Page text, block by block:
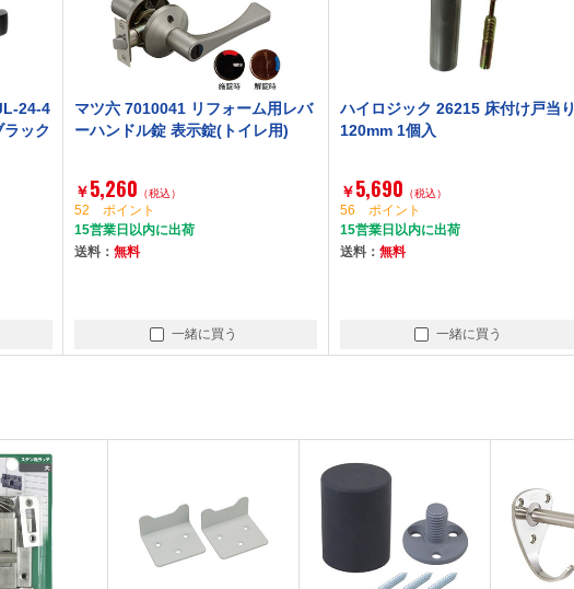
24-4
ック
マツ六 7010041 リフォーム用レバ
ーハンドル錠 表示錠(トイレ用)
￥5,260 （税込）
52 ポイント
15営業日以内に出荷
送料： 無料
一緒に買う
ハイロジック 26215 床付け戸当り
120mm 1個入
￥5,690 （税込）
56 ポイント
15営業日以内に出荷
送料： 無料
一緒に買う